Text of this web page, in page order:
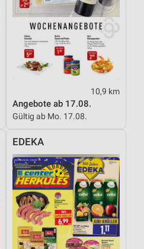
10,9 km
Angebote ab 17.08.
Gültig ab Mo. 17.08.
EDEKA